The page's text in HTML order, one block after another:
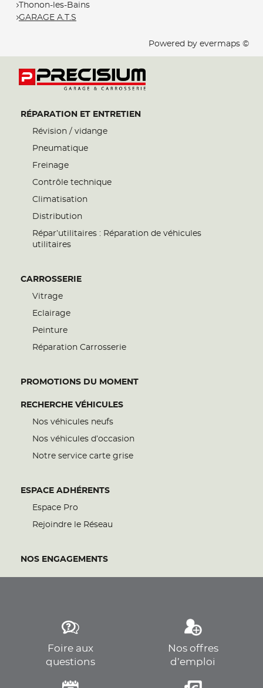
Thonon-les-Bains
GARAGE A.T.S
Powered by evermaps ©
RÉPARATION ET ENTRETIEN
Révision / vidange
Pneumatique
Freinage
Contrôle technique
Climatisation
Distribution
Répar’utilitaires : Réparation de véhicules
utilitaires
CARROSSERIE
Vitrage
Eclairage
Peinture
Réparation Carrosserie
PROMOTIONS DU MOMENT
RECHERCHE VÉHICULES
Nos véhicules neufs
Nos véhicules d’occasion
Notre service carte grise
ESPACE ADHÉRENTS
Espace Pro
Rejoindre le Réseau
NOS ENGAGEMENTS
Foire aux
questions
Nos offres
d’emploi